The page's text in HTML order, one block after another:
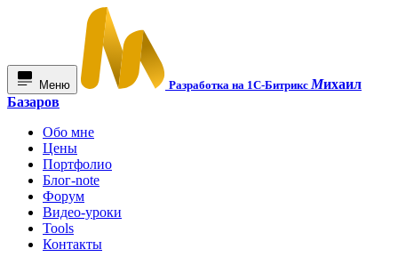
Меню Разработка на 1С-БитриксМихаил
Базаров
Обо мне
Цены
Портфолио
Блог-note
Форум
Видео-уроки
Tools
Контакты